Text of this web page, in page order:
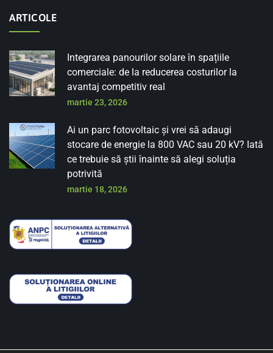
ARTICOLE
Integrarea panourilor solare în spațiile
comerciale: de la reducerea costurilor la
avantaj competitiv real
martie 23, 2026
Ai un parc fotovoltaic și vrei să adaugi
stocare de energie la 800 VAC sau 20 kV? Iată
ce trebuie să știi înainte să alegi soluția
potrivită
martie 18, 2026